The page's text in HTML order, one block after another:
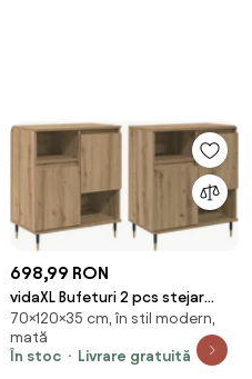
698,99 RON
vidaXL Bufeturi 2 pcs stejar
artizanal 120 x 35 x 70 cm Lemn
compozit
70×120×35 cm, în stil modern,
mată
În stoc
Livrare gratuită